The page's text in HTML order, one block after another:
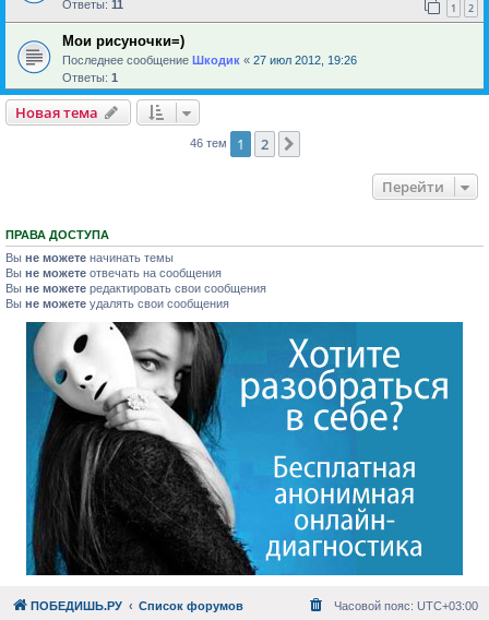
Ответы: 11 1 2
Мои рисуночки=)
Последнее сообщение Шкодик « 27 июл 2012, 19:26
Ответы: 1
Новая тема
46 тем 1 2
Перейти
ПРАВА ДОСТУПА
Вы не можете начинать темы
Вы не можете отвечать на сообщения
Вы не можете редактировать свои сообщения
Вы не можете удалять свои сообщения
ПОБЕДИШЬ.РУ Список форумов Часовой пояс: UTC+03:00